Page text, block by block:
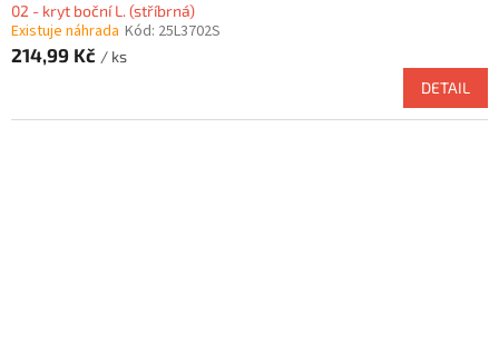
02 - kryt boční L. (stříbrná)
Existuje náhrada Kód: 25L3702S
214,99 Kč / ks
DETAIL